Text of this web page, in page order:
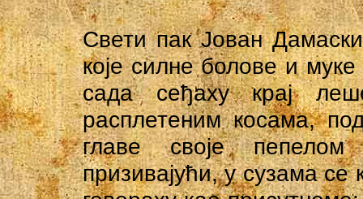
Свети пак Јован
које силне болове и
сада сеђаху крај
расплетеним косама,
главе своје
призивајући, у сузама